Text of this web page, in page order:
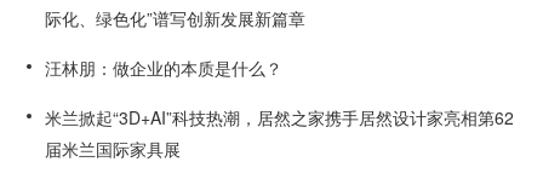
际化、绿色化”谱写创新发展新篇章
汪林朋：做企业的本质是什么？
米兰掀起“3D+AI”科技热潮，居然之家携手居然设计家亮相第62
届米兰国际家具展